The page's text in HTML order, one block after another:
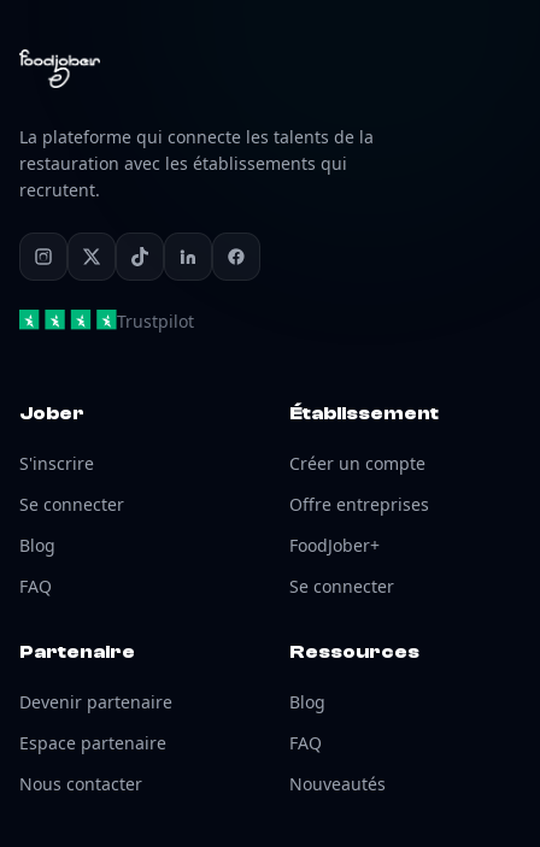
La plateforme qui connecte les talents de la
restauration avec les établissements qui
recrutent.
Trustpilot
Jober
S'inscrire
Se connecter
Blog
FAQ
Établissement
Créer un compte
Offre entreprises
FoodJober+
Se connecter
Partenaire
Devenir partenaire
Espace partenaire
Nous contacter
Ressources
Blog
FAQ
Nouveautés